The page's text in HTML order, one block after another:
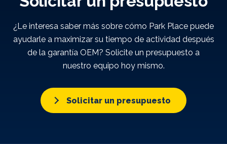
¿Le interesa saber más sobre cómo Park Place puede
ayudarle a maximizar su tiempo de actividad después
de la garantía OEM? Solicite un presupuesto a
nuestro equipo hoy mismo.
Solicitar un presupuesto